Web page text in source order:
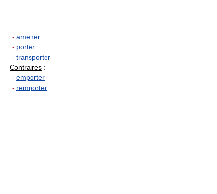
- amener
- porter
- transporter
Contraires :
- emporter
- remporter